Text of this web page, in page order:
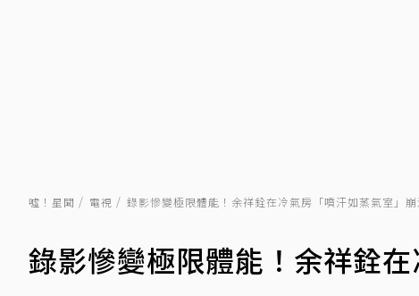
噓！星聞 電視 錄影慘變極限體能！余祥銓在冷氣房「噴汗如蒸氣室」
錄影慘變極限體能！余祥銓